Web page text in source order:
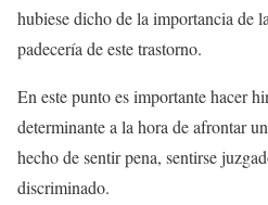
hubiese dicho de la importancia de
padecería de este trastorno.
En este punto es importante hacer
determinante a la hora de afrontar
hecho de sentir pena, sentirse
discriminado.